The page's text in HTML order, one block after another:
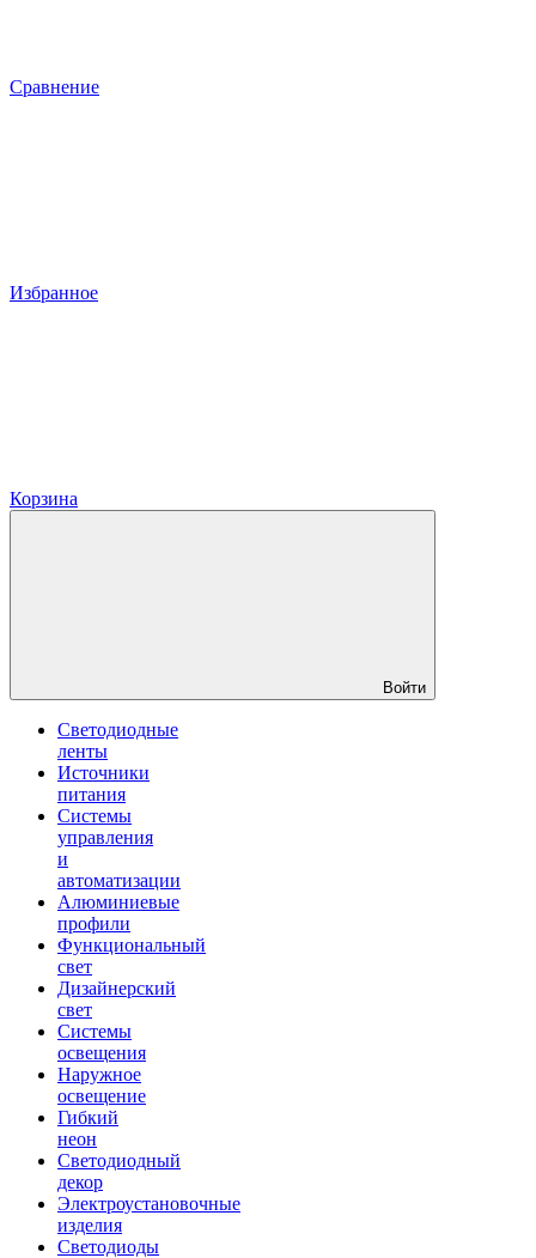
Сравнение
Избранное
Корзина
Войти
Светодиодные
ленты
Источники
питания
Системы
управления
и
автоматизации
Алюминиевые
профили
Функциональный
свет
Дизайнерский
свет
Системы
освещения
Наружное
освещение
Гибкий
неон
Светодиодный
декор
Электроустановочные
изделия
Светодиоды